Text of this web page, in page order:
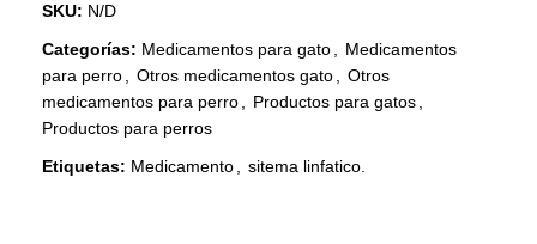
SKU: N/D
Categorías: Medicamentos para gato
Medicamentos
para perro
Otros medicamentos gato
Otros
medicamentos para perro
Productos para gatos
Productos para perros
Etiquetas: Medicamento sitema linfatico.